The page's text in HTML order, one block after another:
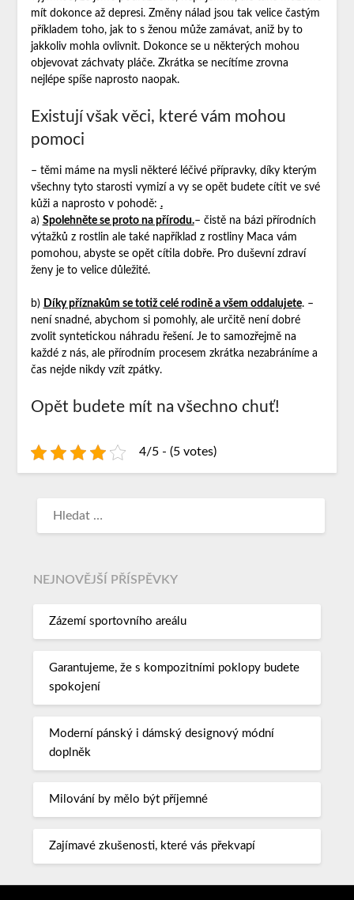
mít dokonce až depresi. Změny nálad jsou tak velice častým
příkladem toho, jak to s ženou může zamávat, aniž by to
jakkoliv mohla ovlivnit. Dokonce se u některých mohou
objevovat záchvaty pláče. Zkrátka se necítíme zrovna
nejlépe spíše naprosto naopak.
Existují však věci, které vám mohou
pomoci
– těmi máme na mysli některé léčivé přípravky, díky kterým
všechny tyto starosti vymizí a vy se opět budete cítit ve své
kůži a naprosto v pohodě: .
a) Spolehněte se proto na přírodu.– čistě na bázi přírodních
výtažků z rostlin ale také například z rostliny Maca vám
pomohou, abyste se opět cítila dobře. Pro duševní zdraví
ženy je to velice důležité.
b) Díky příznakům se totiž celé rodině a všem oddalujete. –
není snadné, abychom si pomohly, ale určitě není dobré
zvolit syntetickou náhradu řešení. Je to samozřejmě na
každé z nás, ale přírodním procesem zkrátka nezabráníme a
čas nejde nikdy vzít zpátky.
Opět budete mít na všechno chuť!
4/5 - (5 votes)
NEJNOVĚJŠÍ PŘÍSPĚVKY
Zázemí sportovního areálu
Garantujeme, že s kompozitními poklopy budete
spokojení
Moderní pánský i dámský designový módní
doplněk
Milování by mělo být příjemné
Zajímavé zkušenosti, které vás překvapí